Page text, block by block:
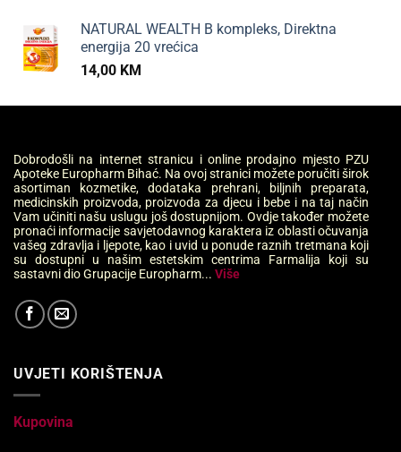
NATURAL WEALTH B kompleks, Direktna
energija 20 vrećica
14,00 KM
Dobrodošli na internet stranicu i online prodajno mjesto PZU
Apoteke Europharm Bihać. Na ovoj stranici možete poručiti širok
asortiman kozmetike, dodataka prehrani, biljnih preparata,
medicinskih proizvoda, proizvoda za djecu i bebe i na taj način
Vam učiniti našu uslugu još dostupnijom. Ovdje također možete
pronaći informacije savjetodavnog karaktera iz oblasti očuvanja
vašeg zdravlja i ljepote, kao i uvid u ponude raznih tretmana koji
su dostupni u našim estetskim centrima Farmalija koji su
sastavni dio Grupacije Europharm... Više
UVJETI KORIŠTENJA
Kupovina